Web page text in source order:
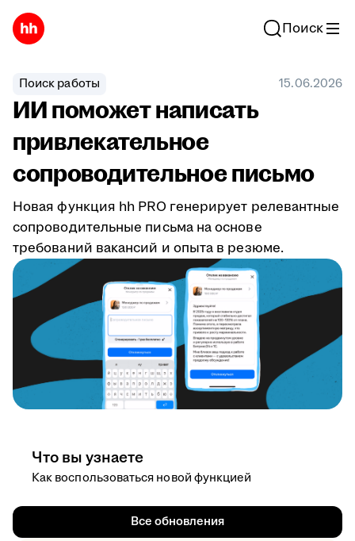
Поиск
Поиск работы 15.06.2026
ИИ поможет написать
привлекательное
сопроводительное письмо
Новая функция hh PRO генерирует релевантные
сопроводительные письма на основе
требований вакансий и опыта в резюме.
Что вы узнаете
Как воспользоваться новой функцией
Все обновления